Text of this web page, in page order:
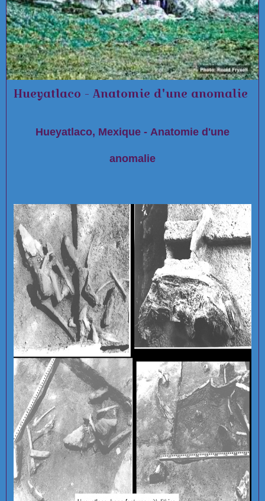
Hueyatlaco - Anatomie d'une anomalie
Hueyatlaco, Mexique - Anatomie d'une
anomalie